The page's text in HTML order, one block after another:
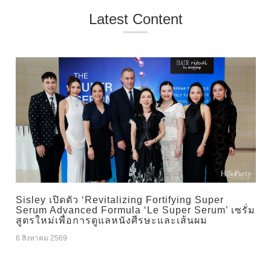
Latest Content
Sisley เปิดตัว ‘Revitalizing Fortifying Super
Serum Advanced Formula ‘Le Super Serum’ เซรั่ม
สูตรใหม่เพื่อการดูแลหนังศีรษะและเส้นผม
6 สิงหาคม 2569